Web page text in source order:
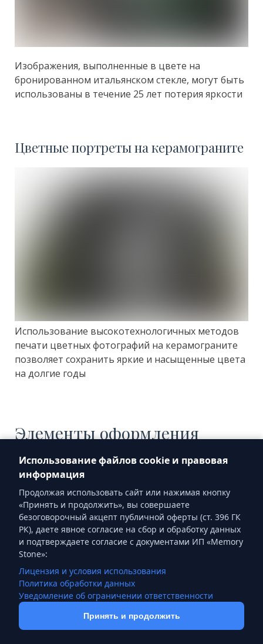
Связаться в WhatsApp
Изображения, выполненные в цвете на
бронированном итальянском стекле, могут быть
использованы в течение 25 лет потерия яркости
Цветные портреты на керамограните
Использование высокотехнологичных методов
печати цветных фотографий на керамограните
позволяет сохранить яркие и насыщенные цвета
на долгие годы
Элементы оформления
Декоративные элементы, используемые при
художественном оформлении мемориалов, могут
говорить о покойном больше, чем слова.
Изображения, включая увлечения, профессию,
религиозные убеждения и другие особенности,
могут отражать личность усопшего и придавать
эстетичный вид захоронению.
Художественные элементы
Использование файлов cookie и правовая
информация
Продолжая использовать сайт или нажимая кнопку
«Принять и продолжить», вы совершаете
безоговорочный акцепт публичной оферты (ст. 396 ГК
РК), даете явное согласие на сбор и обработку данных
и подтверждаете согласие с документами ИП «Memory
Stone»:
Лицензия и условия использования
Политика обработки данных
Уведомление об ограничении ответственности
Принять и продолжить